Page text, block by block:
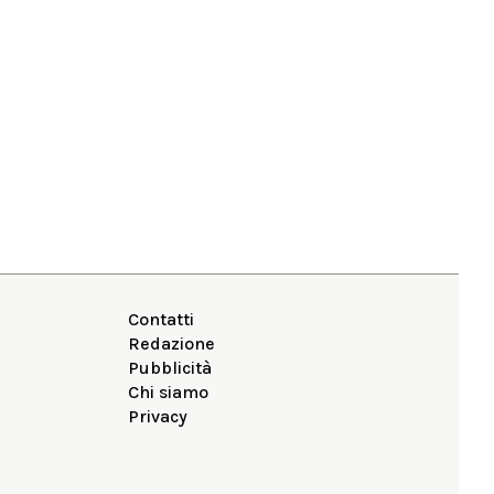
Contatti
Redazione
Pubblicità
Chi siamo
Privacy